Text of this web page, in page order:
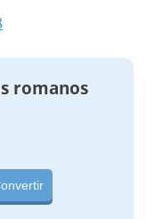
romanos